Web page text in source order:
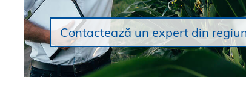
Contactează un expert din